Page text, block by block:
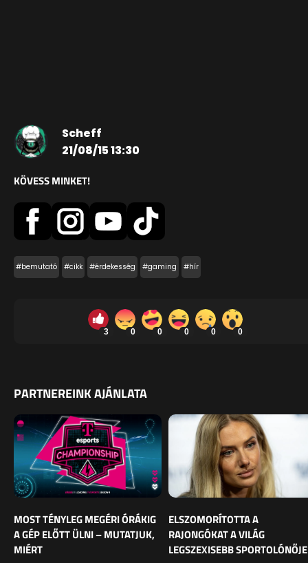
Scheff
21/08/15 13:30
KÖVESS MINKET!
#bemutató #cikk #érdekesség #gaming #hír
3 0 0 0 0 0
PARTNEREINK AJÁNLATA
MOST TÉNYLEG MEGÉRI ÓRÁKIG
A GÉP ELŐTT ÜLNI – MUTATJUK,
MIÉRT
ELSZOMORÍTOTTA A
RAJONGÓKAT A VILÁG
LEGSZEXISEBB SPORTOLÓNŐJE